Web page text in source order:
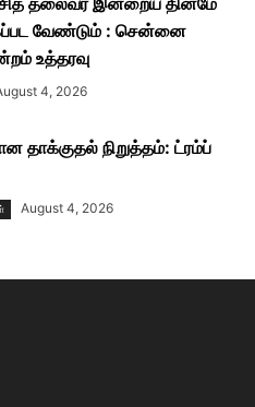
வேண்டும் : சென்னை
உத்தரவு
4, 2026
தாக்குதல் நிறுத்தம்: ட்ரம்ப்
August 4, 2026